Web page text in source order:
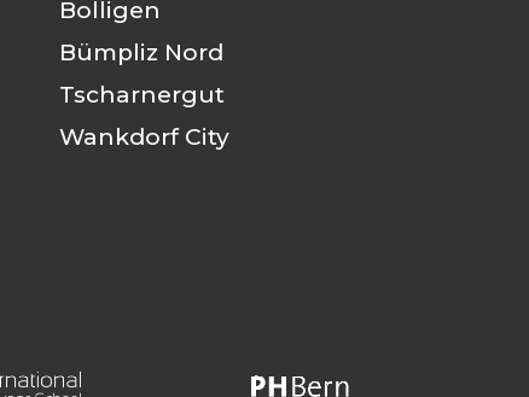
Bolligen
Bümpliz Nord
Tscharnergut
Wankdorf City